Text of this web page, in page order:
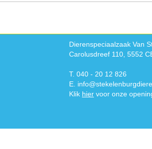
Dierenspeciaalzaak Van
Carolusdreef 110, 5552
T. 040 - 20 12 826
E.
Klik hier voor onze